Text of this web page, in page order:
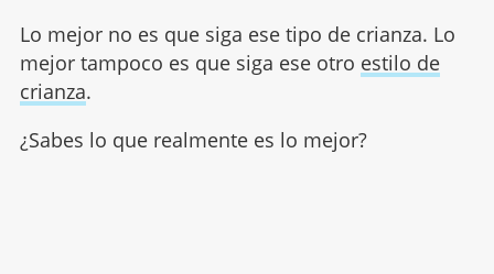
Lo mejor no es que siga ese tipo de crianza. Lo
mejor tampoco es que siga ese otro estilo de
crianza.
¿Sabes lo que realmente es lo mejor?